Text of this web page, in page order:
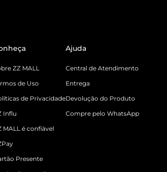
ZZ MALL
de Uso
de Privacidade
Influ
MALL é confiável
Presente
Ajuda
Central de Atendimento
Entrega
Devolução do Produto
Compre pelo WhatsApp